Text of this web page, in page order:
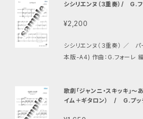
シシリエンヌ（３重奏）/
¥2,200
シシリエンヌ（３重奏） ／
本版-A4) 作曲：G.フォーレ
は主旋律、プライム２はアル
長い音符となっております。
歌劇「ジャンニ・スキッキ」〜
イム＋ギタロン） / G.プ